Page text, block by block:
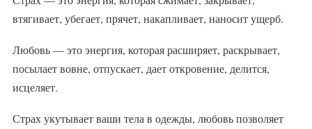
втягивает, убегает, прячет, накапливает, наносит ущерб.
Любовь — это энергия, которая расширяет, раскрывает,
посылает вовне, отпускает, дает откровение, делится,
исцеляет.
Страх укутывает ваши тела в одежды, любовь позволяет